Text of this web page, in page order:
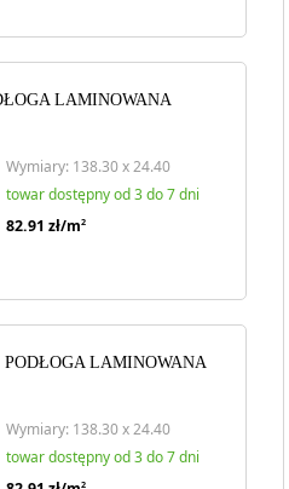
LAMINOWANA
Wymiary: 138.30 x 24.40
towar dostępny od 3 do 7 dni
82.91 zł/m2
LAMINOWANA
Wymiary: 138.30 x 24.40
towar dostępny od 3 do 7 dni
2